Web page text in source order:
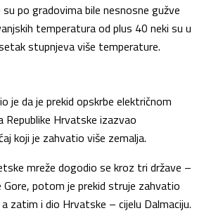
po gradovima bile nesnosne gužve
temperatura od plus 40 neki su u
stupnjeva više temperature.
je da je prekid opskrbe električnom
Republike Hrvatske izazvao
koji je zahvatio više zemalja.
mreže dogodio se kroz tri države –
Gore, potom je prekid struje zahvatio
zatim i dio Hrvatske – cijelu Dalmaciju.